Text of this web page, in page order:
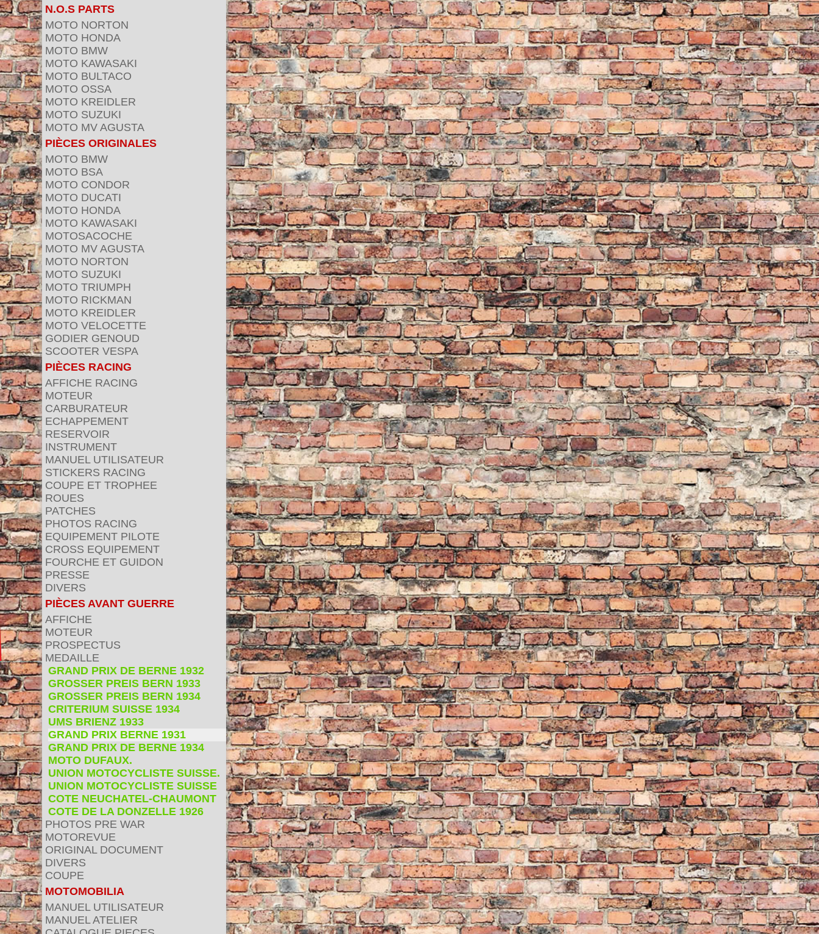
N.O.S PARTS
MOTO NORTON
MOTO HONDA
MOTO BMW
MOTO KAWASAKI
MOTO BULTACO
MOTO OSSA
MOTO KREIDLER
MOTO SUZUKI
MOTO MV AGUSTA
PIÈCES ORIGINALES
MOTO BMW
MOTO BSA
MOTO CONDOR
MOTO DUCATI
MOTO HONDA
MOTO KAWASAKI
MOTOSACOCHE
MOTO MV AGUSTA
MOTO NORTON
MOTO SUZUKI
MOTO TRIUMPH
MOTO RICKMAN
MOTO KREIDLER
MOTO VELOCETTE
GODIER GENOUD
SCOOTER VESPA
PIÈCES RACING
AFFICHE RACING
MOTEUR
CARBURATEUR
ECHAPPEMENT
RESERVOIR
INSTRUMENT
MANUEL UTILISATEUR
STICKERS RACING
COUPE ET TROPHEE
ROUES
PATCHES
PHOTOS RACING
EQUIPEMENT PILOTE
CROSS EQUIPEMENT
FOURCHE ET GUIDON
PRESSE
DIVERS
PIÈCES AVANT GUERRE
AFFICHE
MOTEUR
PROSPECTUS
MEDAILLE
GRAND PRIX DE BERNE 1932
GROSSER PREIS BERN 1933
GROSSER PREIS BERN 1934
CRITERIUM SUISSE 1934
UMS BRIENZ 1933
GRAND PRIX BERNE 1931
GRAND PRIX DE BERNE 1934
MOTO DUFAUX.
UNION MOTOCYCLISTE SUISSE.
UNION MOTOCYCLISTE SUISSE
COTE NEUCHATEL-CHAUMONT
COTE DE LA DONZELLE 1926
PHOTOS PRE WAR
MOTOREVUE
ORIGINAL DOCUMENT
DIVERS
COUPE
MOTOMOBILIA
MANUEL UTILISATEUR
MANUEL ATELIER